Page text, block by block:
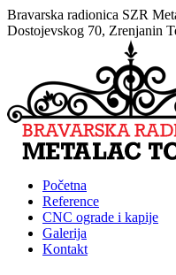
Bravarska radionica SZR
Dostojevskog 70, Zrenjanin
Početna
Reference
CNC ograde i kapije
Galerija
Kontakt